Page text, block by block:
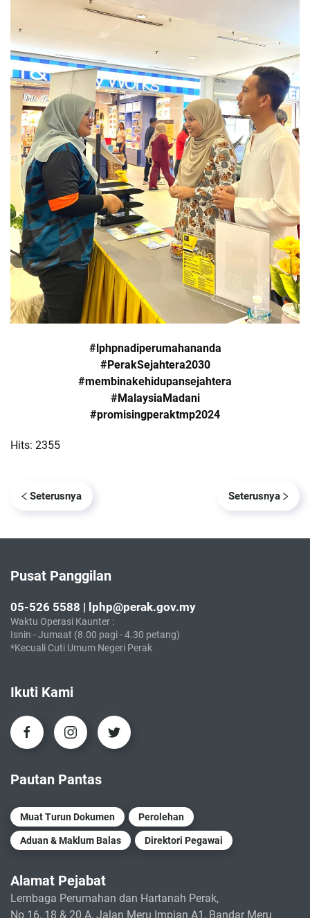
#lphpnadiperumahananda
#PerakSejahtera2030
#membinakehidupansejahtera
#MalaysiaMadani
#promisingperaktmp2024
Hits: 2355
Seterusnya Seterusnya
Pusat Panggilan
05-526 5588 | lphp@perak.gov.my
Waktu Operasi Kaunter :
Isnin - Jumaat (8.00 pagi - 4.30 petang)
*Kecuali Cuti Umum Negeri Perak
Ikuti Kami
Pautan Pantas
Muat Turun Dokumen Perolehan
Aduan & Maklum Balas Direktori Pegawai
Alamat Pejabat
Lembaga Perumahan dan Hartanah Perak,
No 16, 18 & 20 A, Jalan Meru Impian A1, Bandar Meru